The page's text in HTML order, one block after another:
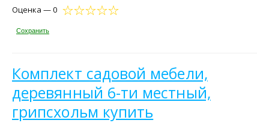
Оценка — 0
Сохранить
Комплект садовой мебели,
деревянный 6-ти местный,
грипсхольм купить